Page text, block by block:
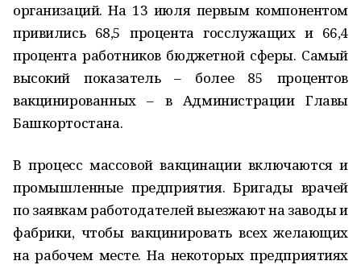
организаций. На 13 июля первым компонентом
привились 68,5 процента госслужащих и 66,4
процента работников бюджетной сферы. Самый
высокий показатель – более 85 процентов
вакцинированных – в Администрации Главы
Башкортостана.
В процесс массовой вакцинации включаются и
промышленные предприятия. Бригады врачей
по заявкам работодателей выезжают на заводы и
фабрики, чтобы вакцинировать всех желающих
на рабочем месте. На некоторых предприятиях